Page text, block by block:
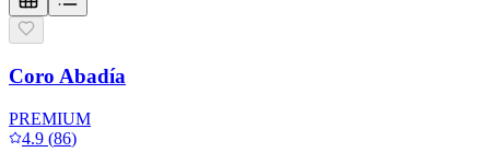
Coro Abadía
PREMIUM
4.9 (86)